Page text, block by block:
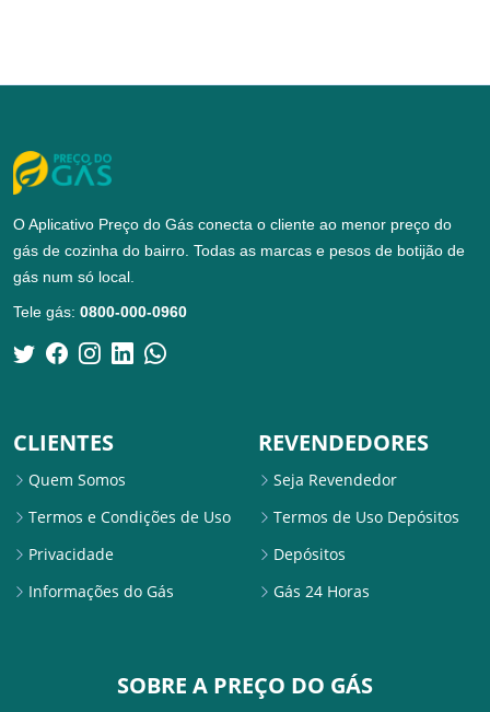
O Aplicativo Preço do Gás conecta o cliente ao menor preço do
gás de cozinha do bairro. Todas as marcas e pesos de botijão de
gás num só local.
Tele gás: 0800-000-0960
CLIENTES
Quem Somos
Termos e Condições de Uso
Privacidade
Informações do Gás
REVENDEDORES
Seja Revendedor
Termos de Uso Depósitos
Depósitos
Gás 24 Horas
SOBRE A PREÇO DO GÁS